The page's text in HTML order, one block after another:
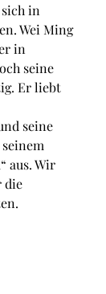
in
Wei Ming
in
seine
Er liebt
seine
aus. Wir
die